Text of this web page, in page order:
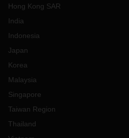
Hong Kong SAR
India
Indonesia
Japan
Korea
Malaysia
Singapore
Taiwan Region
Thailand